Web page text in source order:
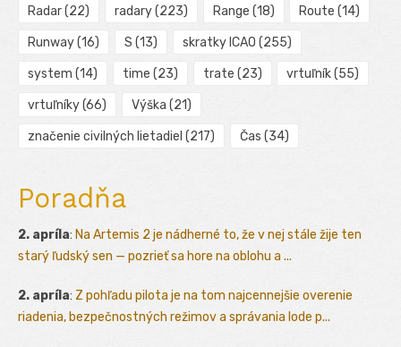
Radar(22) radary(223) Range (18) Route (14)
Runway(16) S (13) skratky ICAO (255)
system (14) time (23) trate (23) vrtuľník(55)
vrtuľníky(66) Výška (21)
značenie civilných lietadiel (217) Čas (34)
Poradňa
2. apríla: Na Artemis 2 je nádherné to, že v nej stále žije ten
starý ľudský sen — pozrieť sa hore na oblohu a ...
2. apríla: Z pohľadu pilota je na tom najcennejšie overenie
riadenia, bezpečnostných režimov a správania lode p...